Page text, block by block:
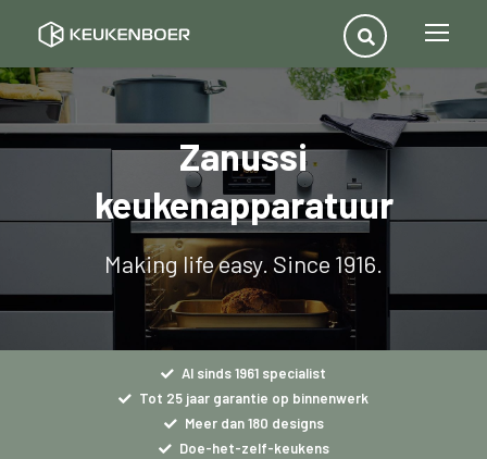
Zanussi
keukenapparatuur
Making life easy. Since 1916.
Al sinds 1961 specialist
Tot 25 jaar garantie op binnenwerk
Meer dan 180 designs
Doe-het-zelf-keukens